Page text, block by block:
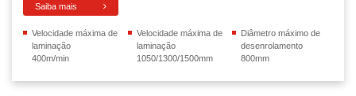
Saiba mais
Velocidade máxima de
laminação
400m/min
Velocidade máxima de
laminação
1050/1300/1500mm
Diâmetro máximo de
desenrolamento
800mm